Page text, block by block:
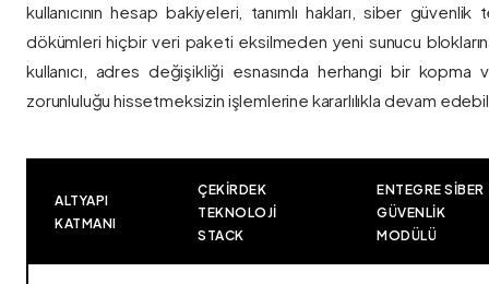
kullanıcının hesap bakiyeleri, tanımlı hakları, siber
dökümleri hiçbir veri paketi eksilmeden yeni sunucu
kullanıcı, adres değişikliği esnasında herhangi bir
zorunluluğu hissetmeksizin işlemlerine kararlılıkla devam
ALTYAPI
KATMANI
ÇEKIRDEK
TEKNOLOJI
STACK
ENTEGRE SIBER
GÜVENLIK
MODÜLÜ